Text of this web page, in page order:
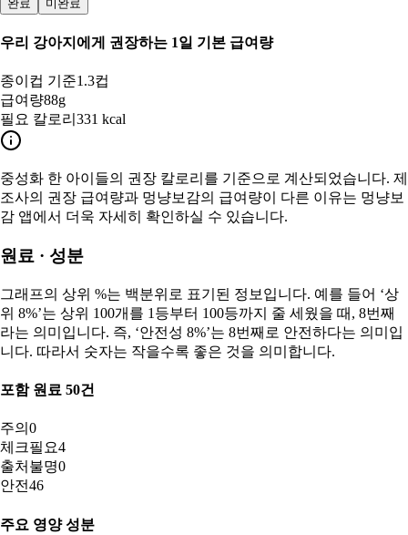
완료 미완료
우리 강아지 에게 권장하는 1일 기본 급여량
종이컵 기준1.3컵
급여량88g
필요 칼로리 331 kcal
중성화 한 아이들의 권장 칼로리를 기준으로 계산되었습니다. 제
조사의 권장 급여량과 멍냥보감의 급여량이 다른 이유는 멍냥보
감 앱에서 더욱 자세히 확인하실 수 있습니다.
원료 · 성분
그래프의 상위 %는 백분위로 표기된 정보입니다. 예를 들어 ‘상
위 8%’는 상위 100개를 1등부터 100등까지 줄 세웠을 때, 8번째
라는 의미입니다. 즉, ‘안전성 8%’는 8번째로 안전하다는 의미입
니다. 따라서 숫자는 작을수록 좋은 것을 의미합니다.
포함 원료 50건
주의 0
체크필요4
출처불명0
안전46
주요 영양 성분